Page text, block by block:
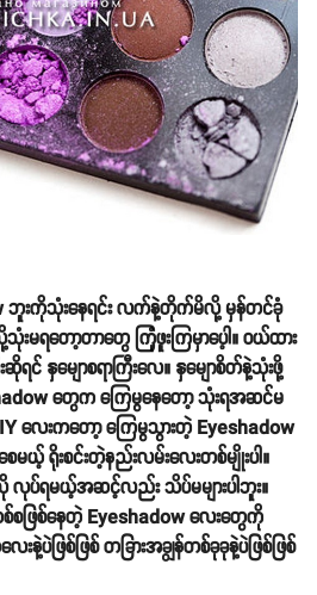
ဘူးကိုသုံးနေရင်း လက်နဲ့တိုက်မိလို့ မှန်တင်ခုံ
းမရတော့တာတွေ ကြုံဖူးကြမှာပေ့ါ။ ဝယ်ထား
နှမျောစရာကြီးလေ။ နှမျောစိတ်နဲ့သုံးဖို့
တွေက ကြေမွနေတော့ သုံးရအဆင်မ
လေးကတော့ ကြေမွသွားတဲ့ Eyeshadow
ရိုးစင်းတဲ့နည်းလမ်းလေးတစ်မျိုးပါ။
ရမယ့်အဆင့်လည်း သိပ်မများပါဘူး။
စဖြစ်နေတဲ့ Eyeshadow လေးတွေကို
ဖြစ်ဖြစ် တခြားအချွန်တစ်ခုခုနဲ့ပဲဖြစ်ဖြစ်